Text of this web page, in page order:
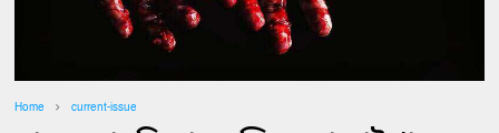
Home current-issue